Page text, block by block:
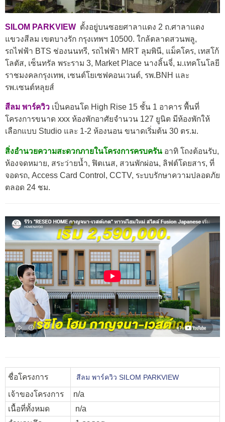
SILOM PARKVIEW ตั้งอยู่บนซอยศาลาแดง 2 ถ.ศาลาแดง
แขวงสีลม เขตบางรัก กรุงเทพฯ 10500. ใกล้ตลาดสวนพลู,
รถไฟฟ้า BTS ช่องนนทรี, รถไฟฟ้า MRT ลุมพินี, แม็คโคร, เทสโก้
โลตัส, เซ็นทรัล พระราม 3, Market Place นางลิ้นจี่, ม.เทคโนโลยี
ราชมงคลกรุงเทพ, เซนต์โยเซฟคอนเวนต์, รพ.BNH และ
รพ.เซนต์หลุยส์
สีลม พาร์ควิว เป็นคอนโด High Rise 15 ชั้น 1 อาคาร พื้นที่
โครงการขนาด xxx ห้องพักอาศัยจำนวน 127 ยูนิต มีห้องพักให้
เลือกแบบ Studio และ 1-2 ห้องนอน ขนาดเริ่มต้น 30 ตร.ม.
สิ่งอำนวยความสะดวกภายในโครงการครบครัน อาทิ โถงต้อนรับ,
ห้องจดหมาย, สระว่ายน้ำ, ฟิตเนส, สวนพักผ่อน, ลิฟต์โดยสาร, ที่
จอดรถ, Access Card Control, CCTV, ระบบรักษาความปลอดภัย
ตลอด 24 ชม.
ชื่อโครงการ สีลม พาร์ควิว SILOM PARKVIEW
เจ้าของโครงการ
n/a
เนื้อที่ทั้งหมด
n/a